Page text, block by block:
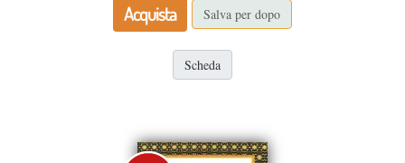
Acquista Salva per dopo
Scheda